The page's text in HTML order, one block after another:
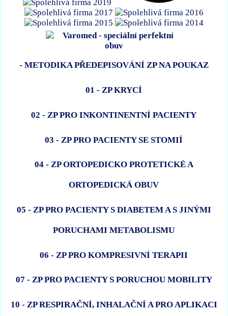
- METODIKA PŘEDEPISOVÁNÍ ZP NA POUKAZ
01 - ZP KRYCÍ
02 - ZP PRO INKONTINENTNÍ PACIENTY
03 - ZP PRO PACIENTY SE STOMIÍ
04 - ZP ORTOPEDICKO PROTETICKÉ A
ORTOPEDICKÁ OBUV
05 - ZP PRO PACIENTY S DIABETEM A S JINÝMI
PORUCHAMI METABOLISMU
06 - ZP PRO KOMPRESIVNÍ TERAPII
07 - ZP PRO PACIENTY S PORUCHOU MOBILITY
10 - ZP RESPIRAČNÍ, INHALAČNÍ A PRO APLIKACI